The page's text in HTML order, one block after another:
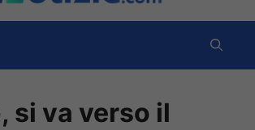
si va verso il